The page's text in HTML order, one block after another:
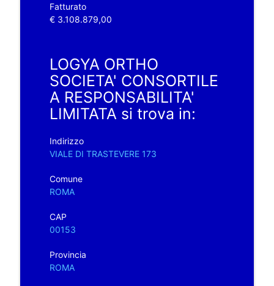
Fatturato
€ 3.108.879,00
LOGYA ORTHO
SOCIETA' CONSORTILE
A RESPONSABILITA'
LIMITATA si trova in:
Indirizzo
VIALE DI TRASTEVERE 173
Comune
ROMA
CAP
00153
Provincia
ROMA